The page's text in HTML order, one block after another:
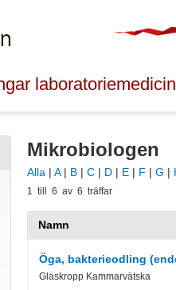
laboratoriemedicin
Mikrobiologen
Alla | A| B| C| D| E| F | G |
1 till 6 av 6 träffar
Namn
Öga, bakterieodling
Glaskropp Kammarvätska